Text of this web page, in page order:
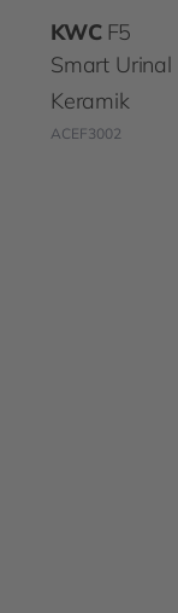
KWC F5
Smart
Keramik
ACEF3002